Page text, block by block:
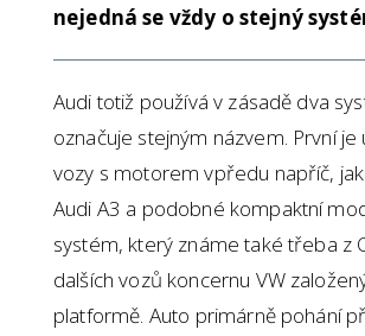
nejedná se vždy o stejný
Audi totiž používá v zásadě dva
označuje stejným názvem. První
vozy s motorem vpředu napříč,
Audi A3 a podobné kompaktní
systém, který známe také třeba z
dalších vozů koncernu VW
platformě. Auto primárně pohání